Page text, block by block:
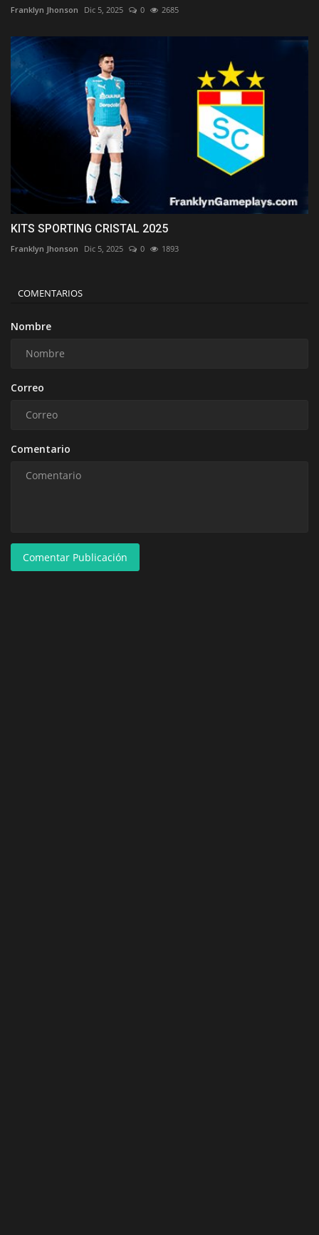
Franklyn Jhonson Dic 5, 2025 0 2685
KITS SPORTING CRISTAL 2025
Franklyn Jhonson Dic 5, 2025 0 1893
COMENTARIOS
Nombre
Correo
Comentario
Comentar Publicación